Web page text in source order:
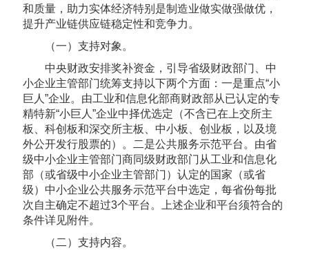
和质量，助力实体经济特别是制造业做实做强做优，
提升产业链供应链稳定性和竞争力。
（一）支持对象。
中央财政安排奖补资金，引导省级财政部门、中
小企业主管部门统筹支持以下两个方面：一是重点“小
巨人”企业。由工业和信息化部商财政部从已认定的专
精特新“小巨人”企业中择优选定（不含已在上交所主
板、科创板和深交所主板、中小板、创业板，以及境
外公开发行股票的）。二是公共服务示范平台。由省
级中小企业主管部门商同级财政部门从工业和信息化
部（或省级中小企业主管部门）认定的国家（或省
级）中小企业公共服务示范平台中选定，每省份每批
次自主确定不超过3个平台。上述企业和平台须符合的
条件详见附件。
（二）支持内容。